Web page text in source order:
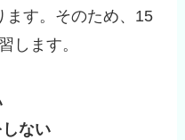
ます。そのため、15
します。
ない